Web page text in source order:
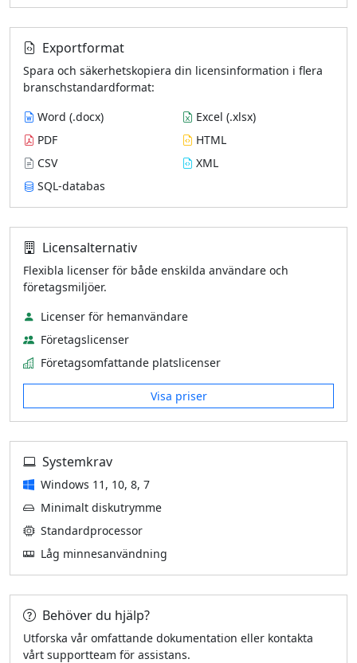
Exportformat
Spara och säkerhetskopiera din licensinformation i flera
branschstandardformat:
Word (.docx)
Excel (.xlsx)
PDF
HTML
CSV
XML
SQL‑databas
Licensalternativ
Flexibla licenser för både enskilda användare och
företagsmiljöer.
Licenser för hemanvändare
Företagslicenser
Företagsomfattande platslicenser
Visa priser
Systemkrav
Windows 11, 10, 8, 7
Minimalt diskutrymme
Standardprocessor
Låg minnesanvändning
Behöver du hjälp?
Utforska vår omfattande dokumentation eller kontakta
vårt supportteam för assistans.